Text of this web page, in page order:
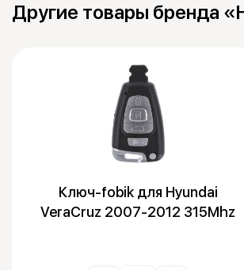
Другие товары бренда
Ключ-fobik для Hyundai
VeraCruz 2007-2012 315Mhz